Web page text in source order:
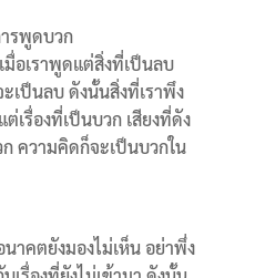
รพูดบวก
อเราพูดแต่สิ่งที่เป็นลบ
เป็นลบ ดังนั้นสิ่งที่เราพึง
รื่องที่เป็นบวก เสียงที่ดัง
ก ความคิดก็จะเป็นบวกใน
นาคตยังมองไม่เห็น อย่าพึ่ง